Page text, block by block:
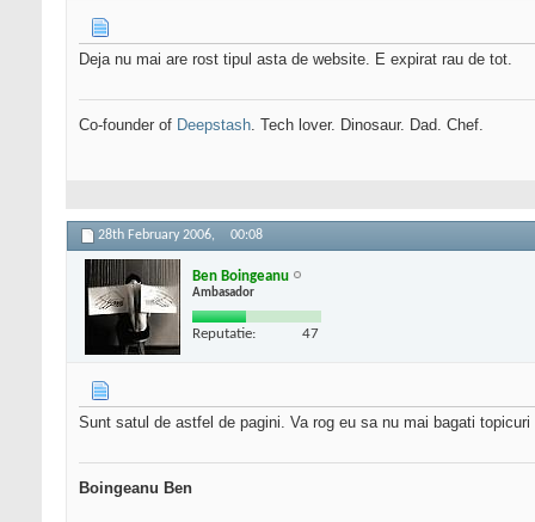
Deja nu mai are rost tipul asta de website. E expirat rau de tot.
Co-founder of Deepstash. Tech lover. Dinosaur. Dad. Chef.
28th February 2006, 00:08
Ben Boingeanu
Ambasador
Reputatie: 47
Sunt satul de astfel de pagini. Va rog eu sa nu mai bagati
Boingeanu Ben